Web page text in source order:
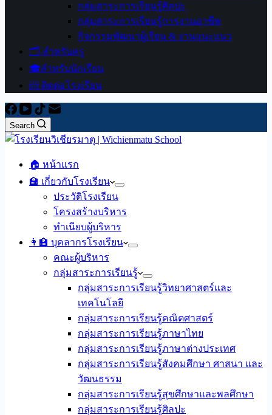
กลุ่มสาระการเรียนรู้ศิลปะ
กลุ่มสาระการเรียนรู้การงานอาชีพ
กิจกรรมพัฒนาผู้เรียน & งานแนะแนว
🗂️ สำหรับครู
🎓สำหรับนักเรียน
📨 ติดต่อโรงเรียน
Search
🏠 หน้าแรก
🏫 เกี่ยวกับโรงเรียน
ประวัติโรงเรียน
โครงสร้างบริหาร
ทำเนียบผู้บริหาร
👩‍🏫 บุคลากรโรงเรียน
คณะผู้บริหาร
กลุ่มสาระการเรียนรู้
กลุ่มสาระการเรียนรู้วิทยาศาสตร์และ
เทคโนโลยี
กลุ่มสาระการเรียนรู้คณิตศาสตร์
กลุ่มสาระการเรียนรู้ภาษาไทย
กลุ่มสาระการเรียนรู้ภาษาต่างประเทศ
กลุ่มสาระการเรียนรู้สังคมศึกษา ศาสนา และ
วัฒนธรรม
กลุ่มสาระการเรียนรู้สุขศึกษาและพลศึกษา
กลุ่มสาระการเรียนรู้ศิลปะ